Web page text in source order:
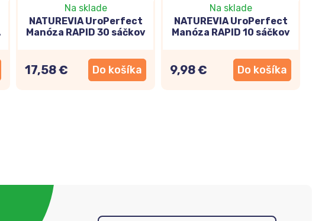
Na sklade
NATUREVIA UroPerfect
Manóza RAPID 30 sáčkov
17,58 € Do košíka
Na sklade
NATUREVIA UroPerfect
Manóza RAPID 10 sáčkov
9,98 € Do košíka